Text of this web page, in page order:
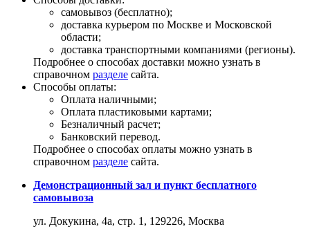
самовывоз (бесплатно);
доставка курьером по Москве и Московской
области;
доставка транспортными компаниями (регионы).
Подробнее о способах доставки можно узнать в
справочном разделе сайта.
Способы оплаты:
Оплата наличными;
Оплата пластиковыми картами;
Безналичный расчет;
Банковский перевод.
Подробнее о способах оплаты можно узнать в
справочном разделе сайта.
Демонстрационный зал и пункт бесплатного
самовывоза
ул. Докукина, 4а, стр. 1, 129226, Москва